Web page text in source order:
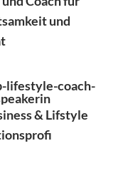
und
& Lifstyle